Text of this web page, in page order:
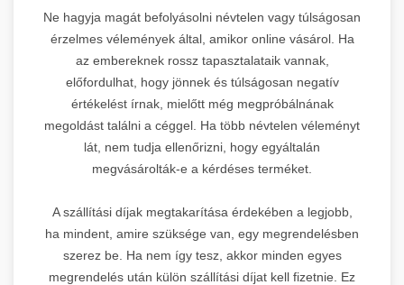
Ne hagyja magát befolyásolni névtelen vagy túlságosan
érzelmes vélemények által, amikor online vásárol. Ha
az embereknek rossz tapasztalataik vannak,
előfordulhat, hogy jönnek és túlságosan negatív
értékelést írnak, mielőtt még megpróbálnának
megoldást találni a céggel. Ha több névtelen véleményt
lát, nem tudja ellenőrizni, hogy egyáltalán
megvásárolták-e a kérdéses terméket.
A szállítási díjak megtakarítása érdekében a legjobb,
ha mindent, amire szüksége van, egy megrendelésben
szerez be. Ha nem így tesz, akkor minden egyes
megrendelés után külön szállítási díjat kell fizetnie. Ez